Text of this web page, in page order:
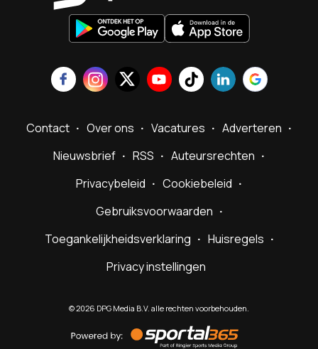
Contact Over ons Vacatures
Adverteren
Nieuwsbrief
RSS
Auteursrechten
Privacybeleid
Cookiebeleid
Gebruiksvoorwaarden
Toegankelijkheidsverklaring
Huisregels
Privacy instellingen
©2026 DPG Media B.V. alle rechten voorbehouden.
by
Sportal365